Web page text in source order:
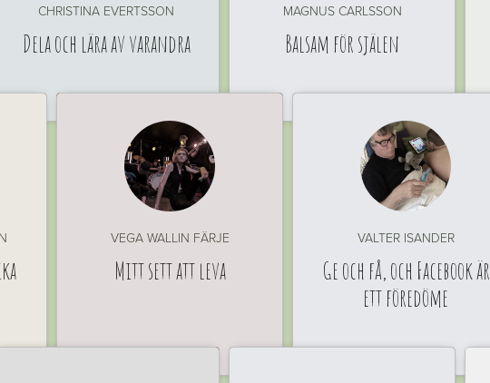
CHRISTINA EVERTSSON
Dela och lära av varandra
MAGNUS CARLSSON
Balsam för själen
VEGA WALLIN FÄRJE
Mitt sett att leva
VALTER ISANDER
Ge och få, och Facebook är
ett föredöme